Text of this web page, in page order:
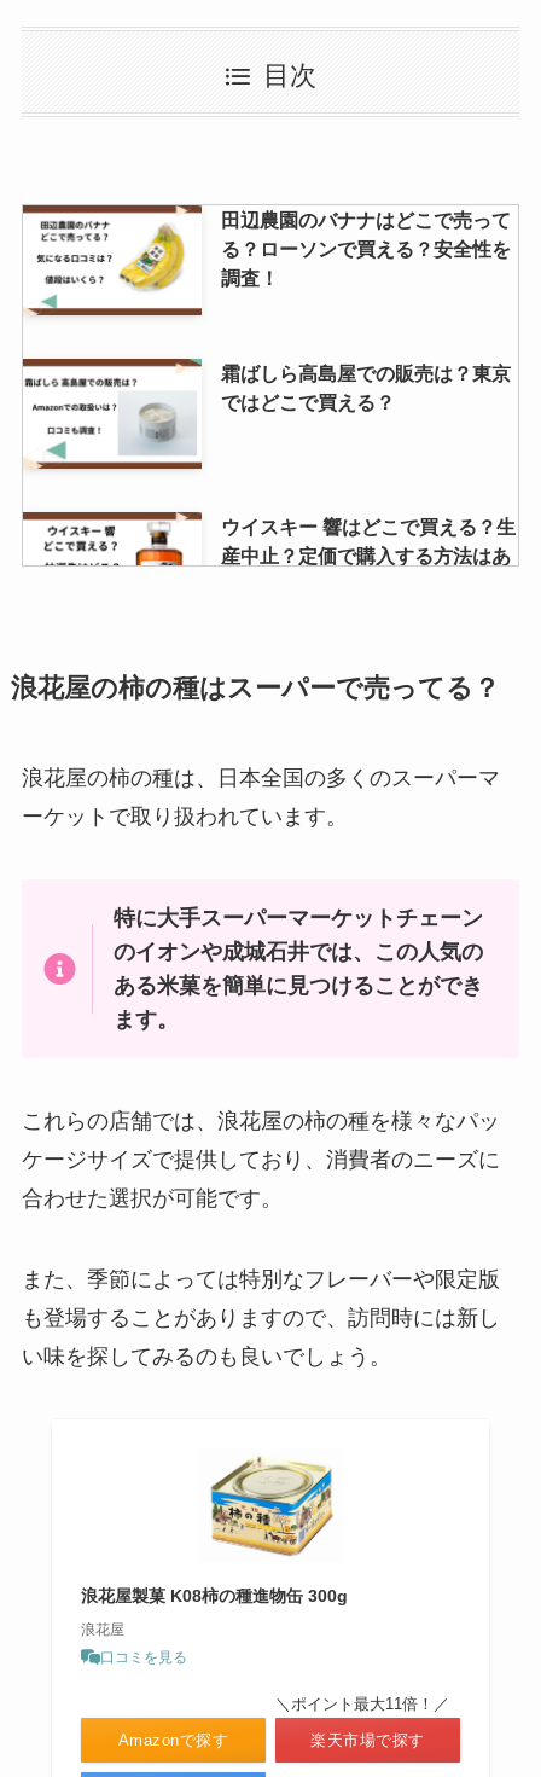
オーザックは販売中止？販売地域
はどこ？Amazonやローソンで売
ってる？
瓶コーラ 売ってる場所は？ドンキ
での購入は可能？？
ハートチップルはどこで買える？
ドンキで売ってる？販売終了の噂
a2ミルクはどこで売ってる？成城
石井で買える？普通のミルクとの
喜久福の値段はいくら？店舗はど
こにある？期間限定商品はなにが
チュモッパの素 ドンキで売って
クリスタルガイザーは販売終了？
目次
田辺農園のバナナはどこで売って
る？ローソンで買える？安全性を
調査！
霜ばしら高島屋での販売は？東京
ではどこで買える？
ウイスキー 響はどこで買える？生
産中止？定価で購入する方法はあ
原了郭の黒七味はカルディで買え
ぴーなっつ最中はどこで買える？
る？
あつみのかりんとうの定価はいく
なごにゃんどこで買える？販売店
いくら？
白い風船は製造中止？売ってる場
所はどこ？Amazonで購入でき
る？
ヴェルタースオリジナル 販売中止
の理由は？現在も売ってる場所
は？
因幡の白兎お菓子 どこで売って
浪花屋の柿の種はスーパーで売ってる？
浪花屋の柿の種は、日本全国の多くのスーパーマ
ーケットで取り扱われています。
特に大手スーパーマーケットチェーン
のイオンや成城石井では、この人気の
ある米菓を簡単に見つけることができ
ます。
これらの店舗では、浪花屋の柿の種を様々なパッ
ケージサイズで提供しており、消費者のニーズに
合わせた選択が可能です。
また、季節によっては特別なフレーバーや限定版
も登場することがありますので、訪問時には新し
い味を探してみるのも良いでしょう。
浪花屋製菓 K08柿の種進物缶 300g
浪花屋
口コミを見る
Amazonで探す
＼ポイント最大11倍！／
楽天市場で探す